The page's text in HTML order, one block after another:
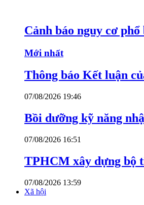
Cảnh báo nguy cơ
Mới nhất
Thông báo Kết luận
07/08/2026 19:46
Bồi dưỡng kỹ năng
07/08/2026 16:51
TPHCM xây dựng bộ
07/08/2026 13:59
Xã hội